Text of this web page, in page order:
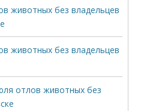
животных без владельцев
животных без владельцев
отлов животных без